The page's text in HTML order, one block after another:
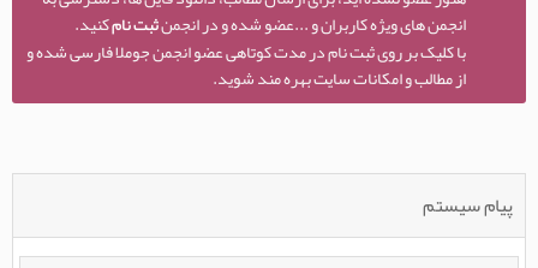
انجمن های ویژه کاربران و ...عضو شده و در انجمنثبت نامکنید.
با کلیک بر روی ثبت نام در مدت کوتاهی عضو انجمن جوملا فارسی شده و
از مطالب و امکانات سایت بهره مند شوید.
پیام سیستم